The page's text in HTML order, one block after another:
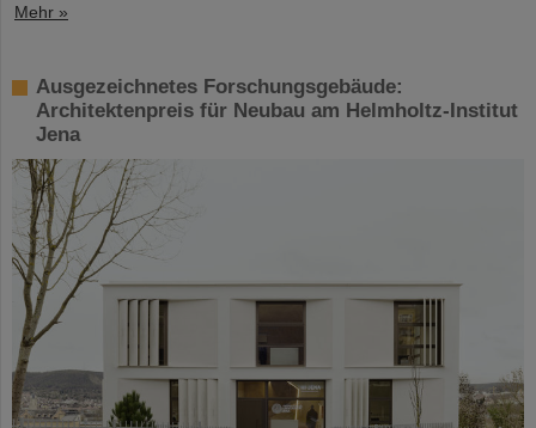
Mehr »
Ausgezeichnetes Forschungsgebäude:
Architektenpreis für Neubau am Helmholtz-Institut
Jena